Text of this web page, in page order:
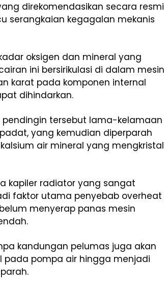
direkomendasikan secara resmi
serangkaian kegagalan mekanis
oksigen dan mineral yang
ini bersirikulasi di dalam mesin
karat pada komponen internal
dihindarkan.
tersebut lama-kelamaan
yang kemudian diperparah
air mineral yang mengkristal
kapiler radiator yang sangat
faktor utama penyebab overheat
menyerap panas mesin
kandungan pelumas juga akan
pada pompa air hingga menjadi